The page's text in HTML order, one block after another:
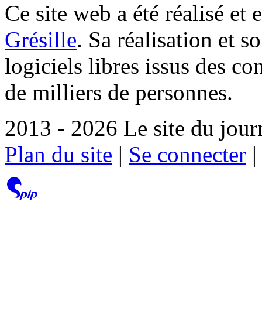
Ce site web a été réalisé et
Grésille. Sa réalisation et
logiciels libres issus des
de milliers de personnes.
2013 - 2026 Le site du
Plan du site | Se connecter |